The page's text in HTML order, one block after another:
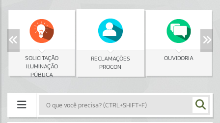
SOLICITAÇÃO
ILUMINAÇÃO
PÚBLICA
RECLAMAÇÕES
PROCON
OUVIDORIA